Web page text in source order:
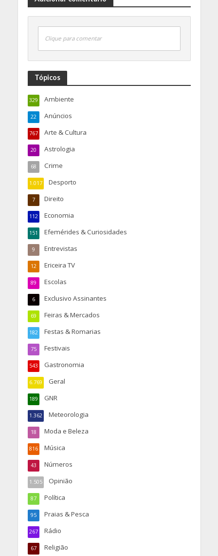
Clique para comentar
Tópicos
Ambiente
329
Anúncios
22
Arte & Cultura
767
Astrologia
20
Crime
68
Desporto
1.017
Direito
7
Economia
112
Efemérides & Curiosidades
151
Entrevistas
9
Ericeira TV
12
Escolas
89
Exclusivo Assinantes
6
Feiras & Mercados
69
Festas & Romarias
182
Festivais
75
Gastronomia
543
Geral
6.769
GNR
189
Meteorologia
1.362
Moda e Beleza
18
Música
816
Números
43
Opinião
1.505
Política
87
Praias & Pesca
95
Rádio
267
Religião
67